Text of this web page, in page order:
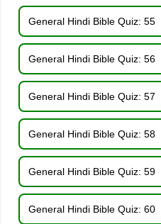
General Hindi Bible Quiz: 55
General Hindi Bible Quiz: 56
General Hindi Bible Quiz: 57
General Hindi Bible Quiz: 58
General Hindi Bible Quiz: 59
General Hindi Bible Quiz: 60